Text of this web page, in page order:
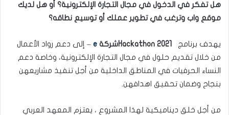
هل تفكر في الدخول في مجال التجارة الإلكترونية؟ أو هل لديك
موقع واب وترغب في تطوير عملك أو توسيع نطاقه؟
يهدف برنامج Hackathon 2021شركة e – إلى دعم رواد الأعمال
من خلال تقديم حلول في مجال التجارة الإلكترونية، وخاصة دعم
النساء الحرفيات في المناطق الداخلية من أجل تنفيذ مشاريعهن
بنجاح وضمان تحقيق اهدافهن.
من أجل خلق ديناميكية لهذا المشروع ، يعتزم المعهد العربي